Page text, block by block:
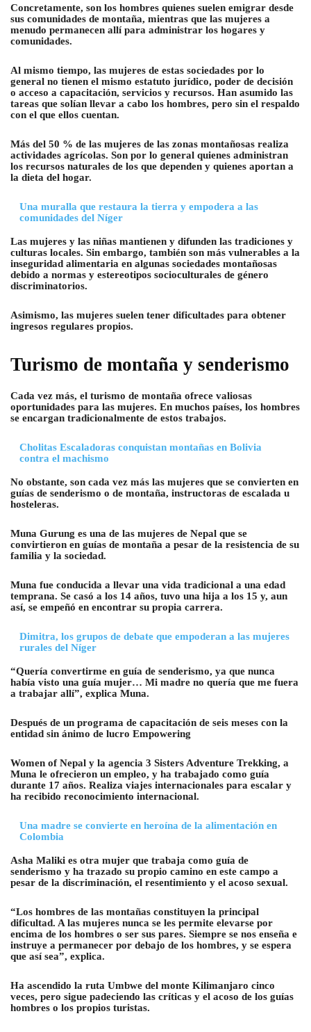
Concretamente, son los hombres quienes suelen emigrar desde
sus comunidades de montaña, mientras que las mujeres a
menudo permanecen allí para administrar los hogares y
comunidades.
Al mismo tiempo, las mujeres de estas sociedades por lo
general no tienen el mismo estatuto jurídico, poder de decisión
o acceso a capacitación, servicios y recursos. Han asumido las
tareas que solían llevar a cabo los hombres, pero sin el respaldo
con el que ellos cuentan.
Más del 50 % de las mujeres de las zonas montañosas realiza
actividades agrícolas. Son por lo general quienes administran
los recursos naturales de los que dependen y quienes aportan a
la dieta del hogar.
Una muralla que restaura la tierra y empodera a las
comunidades del Níger
Las mujeres y las niñas mantienen y difunden las tradiciones y
culturas locales. Sin embargo, también son más vulnerables a la
inseguridad alimentaria en algunas sociedades montañosas
debido a normas y estereotipos socioculturales de género
discriminatorios.
Asimismo, las mujeres suelen tener dificultades para obtener
ingresos regulares propios.
Turismo de montaña y senderismo
Cada vez más, el turismo de montaña ofrece valiosas
oportunidades para las mujeres. En muchos países, los hombres
se encargan tradicionalmente de estos trabajos.
Cholitas Escaladoras conquistan montañas en Bolivia
contra el machismo
No obstante, son cada vez más las mujeres que se convierten en
guías de senderismo o de montaña, instructoras de escalada u
hosteleras.
Muna Gurung es una de las mujeres de Nepal que se
convirtieron en guías de montaña a pesar de la resistencia de su
familia y la sociedad.
Muna fue conducida a llevar una vida tradicional a una edad
temprana. Se casó a los 14 años, tuvo una hija a los 15 y, aun
así, se empeñó en encontrar su propia carrera.
Dimitra, los grupos de debate que empoderan a las mujeres
rurales del Níger
“Quería convertirme en guía de senderismo, ya que nunca
había visto una guía mujer… Mi madre no quería que me fuera
a trabajar allí”, explica Muna.
Después de un programa de capacitación de seis meses con la
entidad sin ánimo de lucro Empowering
Women of Nepal y la agencia 3 Sisters Adventure Trekking, a
Muna le ofrecieron un empleo, y ha trabajado como guía
durante 17 años. Realiza viajes internacionales para escalar y
ha recibido reconocimiento internacional.
Una madre se convierte en heroína de la alimentación en
Colombia
Asha Maliki es otra mujer que trabaja como guía de
senderismo y ha trazado su propio camino en este campo a
pesar de la discriminación, el resentimiento y el acoso sexual.
“Los hombres de las montañas constituyen la principal
dificultad. A las mujeres nunca se les permite elevarse por
encima de los hombres o ser sus pares. Siempre se nos enseña e
instruye a permanecer por debajo de los hombres, y se espera
que así sea”, explica.
Ha ascendido la ruta Umbwe del monte Kilimanjaro cinco
veces, pero sigue padeciendo las críticas y el acoso de los guías
hombres o los propios turistas.